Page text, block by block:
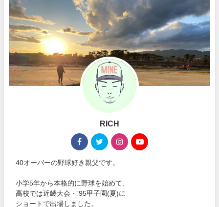
RICH
40オーバーの野球好き親父です。
小学5年から本格的に野球を始めて、
高校では近畿大会・'95甲子園(夏)に
ショートで出場しました。